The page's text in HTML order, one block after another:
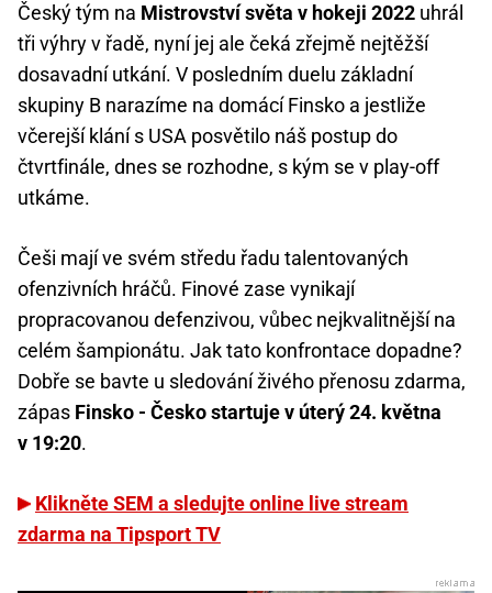
Český tým na Mistrovství světa v hokeji 2022 uhrál
tři výhry v řadě, nyní jej ale čeká zřejmě nejtěžší
dosavadní utkání. V posledním duelu základní
skupiny B narazíme na domácí Finsko a jestliže
včerejší klání s USA posvětilo náš postup do
čtvrtfinále, dnes se rozhodne, s kým se v play-off
utkáme.
Češi mají ve svém středu řadu talentovaných
ofenzivních hráčů. Finové zase vynikají
propracovanou defenzivou, vůbec nejkvalitnější na
celém šampionátu. Jak tato konfrontace dopadne?
Dobře se bavte u sledování živého přenosu zdarma,
zápas Finsko - Česko startuje v úterý 24. května
v 19:20.
Klikněte SEM a sledujte online live stream
zdarma na Tipsport TV